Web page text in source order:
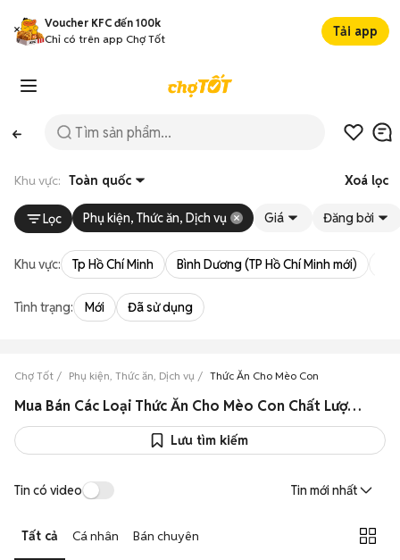
Voucher KFC đến 100k
Chỉ có trên app Chợ Tốt
Tải app
Khu vực: Toàn quốc Xoá lọc
Lọc Phụ kiện, Thức ăn, Dịch vụ Giá Đăng bởi
Khu vực: Tp Hồ Chí Minh Bình Dương (TP Hồ Chí Minh mới)
Tình trạng: Mới Đã sử dụng
Chợ Tốt Phụ kiện, Thức ăn, Dịch vụ Thức Ăn Cho Mèo Con
Mua Bán Các Loại Thức Ăn Cho Mèo Con Chất Lượng Cao Giá Rẻ
Lưu tìm kiếm
Tin có video Tin mới nhất
Tất cả Cá nhân Bán chuyên